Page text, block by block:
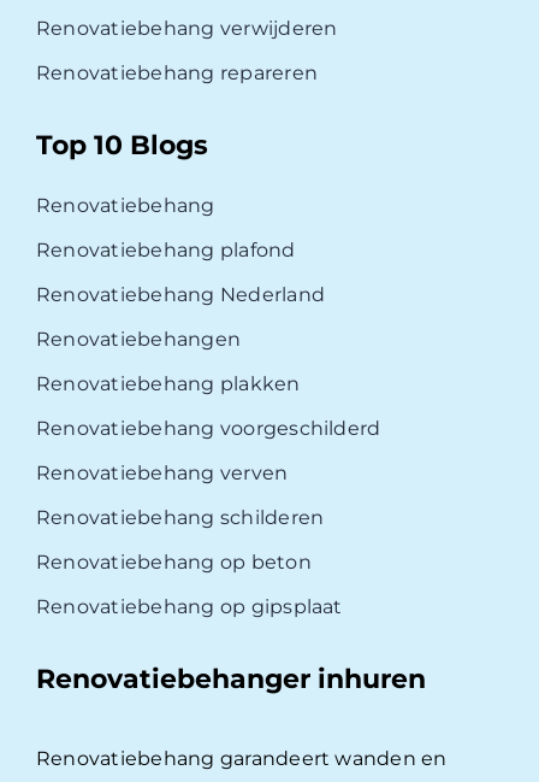
Renovatiebehang verwijderen
Renovatiebehang repareren
Top 10 Blogs
Renovatiebehang
Renovatiebehang plafond
Renovatiebehang Nederland
Renovatiebehangen
Renovatiebehang plakken
Renovatiebehang voorgeschilderd
Renovatiebehang verven
Renovatiebehang schilderen
Renovatiebehang op beton
Renovatiebehang op gipsplaat
Renovatiebehanger inhuren
Renovatiebehang garandeert wanden en